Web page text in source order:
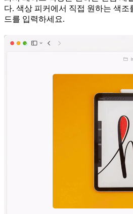
다. 색상 피커에서 직접 원하는 색조
드를 입력하세요.